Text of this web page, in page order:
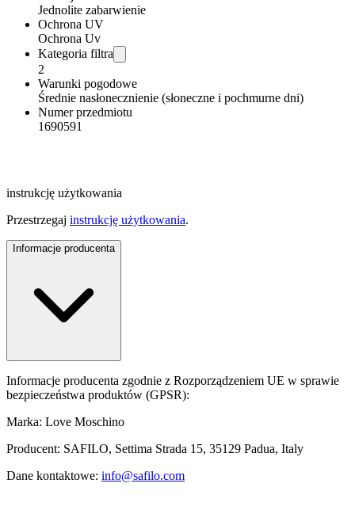
Jednolite zabarwienie
Ochrona UV
Ochrona Uv
Kategoria filtra
2
Warunki pogodowe
Średnie nasłonecznienie (słoneczne i pochmurne dni)
Numer przedmiotu
1690591
instrukcję użytkowania
Przestrzegaj instrukcję użytkowania.
Informacje producenta
Informacje producenta zgodnie z Rozporządzeniem UE w sprawie
bezpieczeństwa produktów (GPSR):
Marka: Love Moschino
Producent: SAFILO, Settima Strada 15, 35129 Padua, Italy
Dane kontaktowe: info@safilo.com